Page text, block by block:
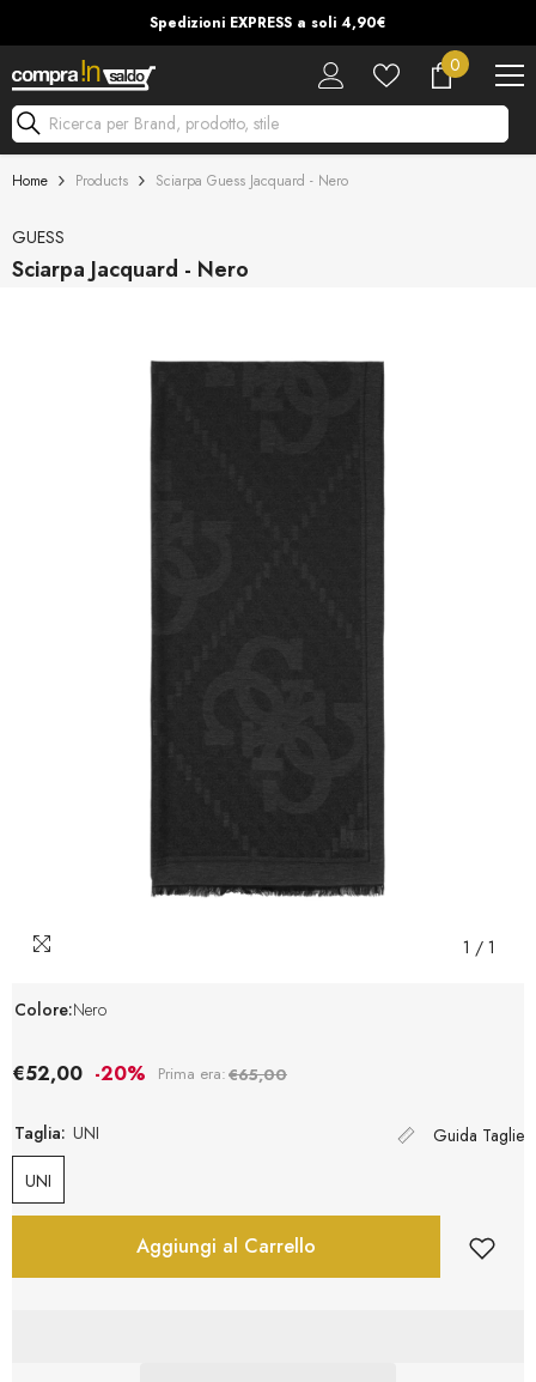
Vai Al ContenutoSpedizioni EXPRESS a soli 4,90€
0
0
articoli
Ricerca per Brand, prodotto, stile
Home Products Sciarpa Guess Jacquard - Nero
GUESS
Sciarpa Jacquard - Nero
1 / 1
Colore:Nero
€52,00 -20% Prima era:€65,00
Taglia: UNI
Guida Taglie
UNI
Aggiungi al Carrello